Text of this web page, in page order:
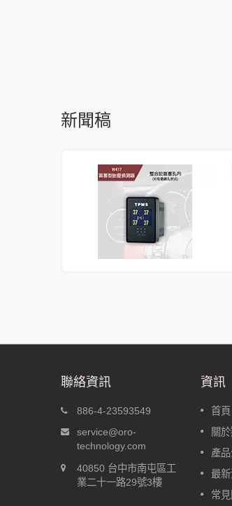
新聞稿
聯絡資訊
886-4-23593549
service@oro-
technology.com
40850 台中市南屯區工
業二十一路29號3樓
資訊
首頁
關
產
最
常
盲塞型胎
針對Honda
H、W417-N
入盲塞孔中
有盲塞孔，